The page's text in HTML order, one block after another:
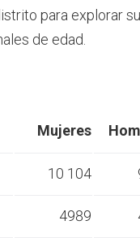
para explorar
de edad.
Mujeres
10 104
4989